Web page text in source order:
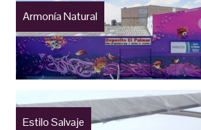
Armonía Natural
Estilo Salvaje